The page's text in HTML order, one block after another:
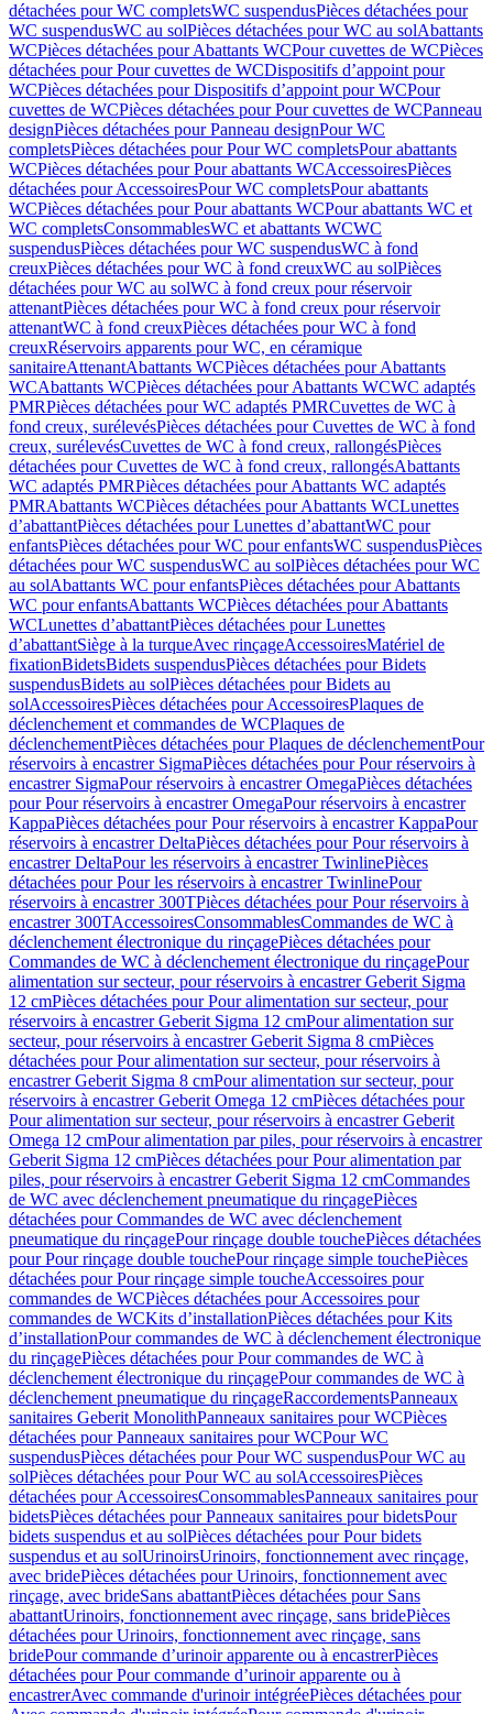
détachées pour WC completsWC suspendusPièces détachées pour
WC suspendusWC au solPièces détachées pour WC au solAbattants
WCPièces détachées pour Abattants WCPour cuvettes de WCPièces
détachées pour Pour cuvettes de WCDispositifs d’appoint pour
WCPièces détachées pour Dispositifs d’appoint pour WCPour
cuvettes de WCPièces détachées pour Pour cuvettes de WCPanneau
designPièces détachées pour Panneau designPour WC
completsPièces détachées pour Pour WC completsPour abattants
WCPièces détachées pour Pour abattants WCAccessoiresPièces
détachées pour AccessoiresPour WC completsPour abattants
WCPièces détachées pour Pour abattants WCPour abattants WC et
WC completsConsommablesWC et abattants WCWC
suspendusPièces détachées pour WC suspendusWC à fond
creuxPièces détachées pour WC à fond creuxWC au solPièces
détachées pour WC au solWC à fond creux pour réservoir
attenantPièces détachées pour WC à fond creux pour réservoir
attenantWC à fond creuxPièces détachées pour WC à fond
creuxRéservoirs apparents pour WC, en céramique
sanitaireAttenantAbattants WCPièces détachées pour Abattants
WCAbattants WCPièces détachées pour Abattants WCWC adaptés
PMRPièces détachées pour WC adaptés PMRCuvettes de WC à
fond creux, surélevésPièces détachées pour Cuvettes de WC à fond
creux, surélevésCuvettes de WC à fond creux, rallongésPièces
détachées pour Cuvettes de WC à fond creux, rallongésAbattants
WC adaptés PMRPièces détachées pour Abattants WC adaptés
PMRAbattants WCPièces détachées pour Abattants WCLunettes
d’abattantPièces détachées pour Lunettes d’abattantWC pour
enfantsPièces détachées pour WC pour enfantsWC suspendusPièces
détachées pour WC suspendusWC au solPièces détachées pour WC
au solAbattants WC pour enfantsPièces détachées pour Abattants
WC pour enfantsAbattants WCPièces détachées pour Abattants
WCLunettes d’abattantPièces détachées pour Lunettes
d’abattantSiège à la turqueAvec rinçageAccessoiresMatériel de
fixationBidetsBidets suspendusPièces détachées pour Bidets
suspendusBidets au solPièces détachées pour Bidets au
solAccessoiresPièces détachées pour AccessoiresPlaques de
déclenchement et commandes de WCPlaques de
déclenchementPièces détachées pour Plaques de déclenchementPour
réservoirs à encastrer SigmaPièces détachées pour Pour réservoirs à
encastrer SigmaPour réservoirs à encastrer OmegaPièces détachées
pour Pour réservoirs à encastrer OmegaPour réservoirs à encastrer
KappaPièces détachées pour Pour réservoirs à encastrer KappaPour
réservoirs à encastrer DeltaPièces détachées pour Pour réservoirs à
encastrer DeltaPour les réservoirs à encastrer TwinlinePièces
détachées pour Pour les réservoirs à encastrer TwinlinePour
réservoirs à encastrer 300TPièces détachées pour Pour réservoirs à
encastrer 300TAccessoiresConsommablesCommandes de WC à
déclenchement électronique du rinçagePièces détachées pour
Commandes de WC à déclenchement électronique du rinçagePour
alimentation sur secteur, pour réservoirs à encastrer Geberit Sigma
12 cmPièces détachées pour Pour alimentation sur secteur, pour
réservoirs à encastrer Geberit Sigma 12 cmPour alimentation sur
secteur, pour réservoirs à encastrer Geberit Sigma 8 cmPièces
détachées pour Pour alimentation sur secteur, pour réservoirs à
encastrer Geberit Sigma 8 cmPour alimentation sur secteur, pour
réservoirs à encastrer Geberit Omega 12 cmPièces détachées pour
Pour alimentation sur secteur, pour réservoirs à encastrer Geberit
Omega 12 cmPour alimentation par piles, pour réservoirs à encastrer
Geberit Sigma 12 cmPièces détachées pour Pour alimentation par
piles, pour réservoirs à encastrer Geberit Sigma 12 cmCommandes
de WC avec déclenchement pneumatique du rinçagePièces
détachées pour Commandes de WC avec déclenchement
pneumatique du rinçagePour rinçage double touchePièces détachées
pour Pour rinçage double touchePour rinçage simple touchePièces
détachées pour Pour rinçage simple toucheAccessoires pour
commandes de WCPièces détachées pour Accessoires pour
commandes de WCKits d’installationPièces détachées pour Kits
d’installationPour commandes de WC à déclenchement électronique
du rinçagePièces détachées pour Pour commandes de WC à
déclenchement électronique du rinçagePour commandes de WC à
déclenchement pneumatique du rinçageRaccordementsPanneaux
sanitaires Geberit MonolithPanneaux sanitaires pour WCPièces
détachées pour Panneaux sanitaires pour WCPour WC
suspendusPièces détachées pour Pour WC suspendusPour WC au
solPièces détachées pour Pour WC au solAccessoiresPièces
détachées pour AccessoiresConsommablesPanneaux sanitaires pour
bidetsPièces détachées pour Panneaux sanitaires pour bidetsPour
bidets suspendus et au solPièces détachées pour Pour bidets
suspendus et au solUrinoirsUrinoirs, fonctionnement avec rinçage,
avec bridePièces détachées pour Urinoirs, fonctionnement avec
rinçage, avec brideSans abattantPièces détachées pour Sans
abattantUrinoirs, fonctionnement avec rinçage, sans bridePièces
détachées pour Urinoirs, fonctionnement avec rinçage, sans
bridePour commande d’urinoir apparente ou à encastrerPièces
détachées pour Pour commande d’urinoir apparente ou à
encastrerAvec commande d'urinoir intégréePièces détachées pour